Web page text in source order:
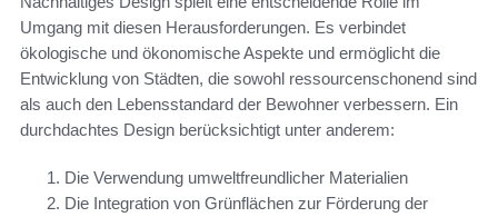
Umgang mit diesen Herausforderungen. Es verbindet
ökologische und ökonomische Aspekte und ermöglicht die
Entwicklung von Städten, die sowohl ressourcenschonend sind
als auch den Lebensstandard der Bewohner verbessern. Ein
durchdachtes Design berücksichtigt unter anderem:
Die Verwendung umweltfreundlicher Materialien
Die Integration von Grünflächen zur Förderung der